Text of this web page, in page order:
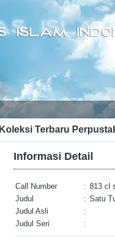
Koleksi Terbaru
Informasi Detail
Call Number : 813 cl
Judul
: Satu
Judul Asli
:
Judul Seri
: